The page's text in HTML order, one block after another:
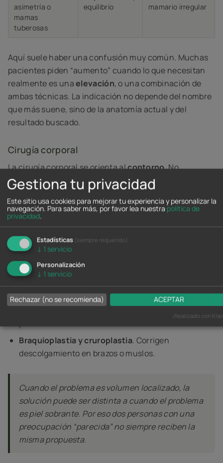
asimetría o
mamas
tuberosas
equilibrio
mamario irregular
Aquí suele haber una confusión muy común. Muchas
pacientes piden “aumento” cuando lo que necesitan
realmente es unaelevación, o una combinación de
ambas técnicas. La indicación no depende del nombre
que más suene, sino de la anatomía actual y del
resultado buscado.
Cirugía corporal
La cirugía corporal se orienta alcontorno. No
sustituye hábitos saludables ni funciona como
solución general para el peso. Su papel es corregir
zonas donde sobran grasa localizada, piel o flacidez y
donde dieta y ejercicio no logran el cambio deseado.
Las intervenciones más conocidas son:
Liposucción o lipoescultura
concretas retirando grasa localizada.
Abdominoplastia. Trata exceso de piel, flacidez
abdominal y, cuando procede, alteraciones de la
Braquioplastia y cruroplastia. Corrigen
descolgamiento en brazos o muslos.
Cuando el problema es volumen localizado, la
solución puede ser distinta a cuando el problema
es piel sobrante. Por eso dos personas con una
preocupación “parecida” no siempre reciben la
misma propuesta.
Gestiona tu privacidad
Este sitio usa cookies para mejorar tu experiencia y personalizar la
navegación. Para saber más, por favor lea nuestra política de
privacidad.
Estadísticas (siempre requerido)
↓ 1 servicio
Personalización
↓ 1 servicio
Rechazar (no se recomienda) ACEPTAR
¡Realizado con